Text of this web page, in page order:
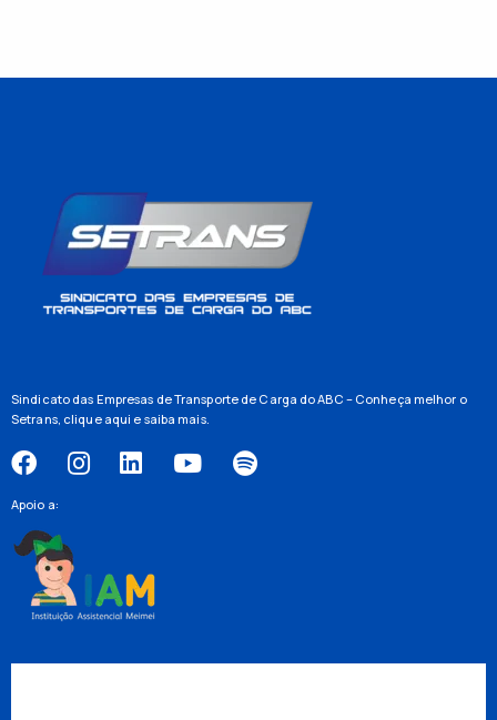
Sindicato das Empresas de Transporte de Carga do ABC – Conheça melhor o
Setrans, clique aqui e saiba mais.
Apoio a: